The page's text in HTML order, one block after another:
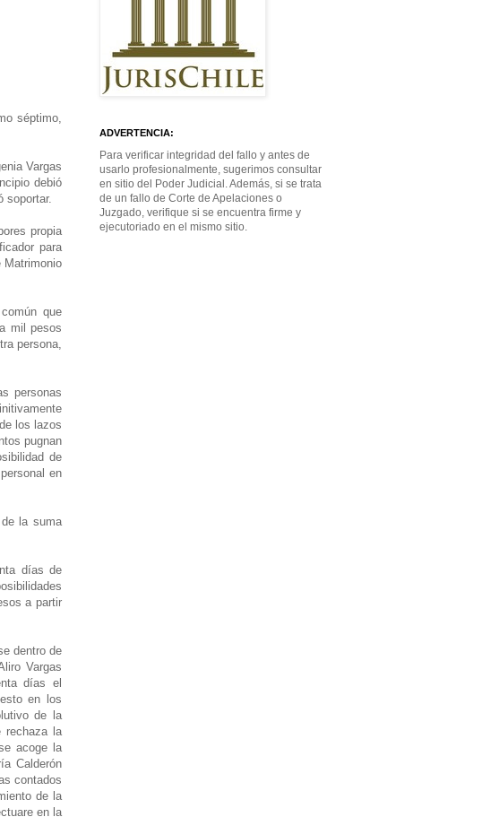
séptimo,
Vargas
debió
soportar.
propia
para
Matrimonio
que
mil pesos
persona,
personas
los lazos
pugnan
de
en
la suma
días de
a partir
dentro de
Vargas
días el
en los
de la
rechaza la
acoge la
Calderón
contados
de la
en la
ADVERTENCIA:
Para verificar integridad del fallo y antes de
usarlo profesionalmente, sugerimos consultar
en sitio del Poder Judicial. Además, si se trata
de un fallo de Corte de Apelaciones o
Juzgado, verifique si se encuentra firme y
ejecutoriado en el mismo sitio.